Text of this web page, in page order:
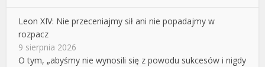
Leon XIV: Nie przeceniajmy sił ani nie popadajmy w
rozpacz
9 sierpnia 2026
O tym, „abyśmy nie wynosili się z powodu sukcesów i nigdy